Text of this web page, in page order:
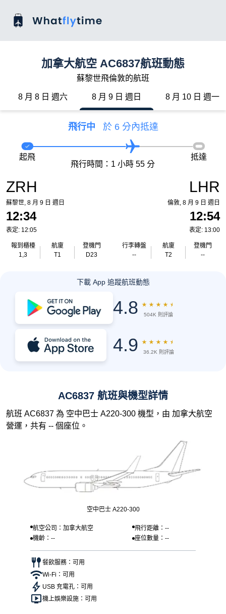
加拿大航空 AC6837航班動態
蘇黎世飛倫敦的航班
8 月 8 日 週六 8 月 9 日 週日 8 月 10 日 週一
飛行中 於 6 分內抵達
ZRH
蘇黎世, 8 月 9 日 週日
12:34
表定: 12:05
報到櫃檯
1,3
航廈
T1
登機門
D23
起飛
飛行時間：1 小時 55 分
抵達
LHR
倫敦, 8 月 9 日 週日
12:54
表定: 13:00
行李轉盤
--
航廈
T2
登機門
--
下載 App 追蹤航班動態
4.8 ★ ★ ★ ★ ★
504K 則評論
4.9 ★ ★ ★ ★ ★
36.2K 則評論
AC6837 航班與機型詳情
航班 AC6837 為 空中巴士 A220-300 機型，由 加拿大航空
營運，共有 -- 個座位。
空中巴士 A220-300
航空公司：加拿大航空
飛行距離：--
機齡：--
座位數量：--
餐飲服務：可用
Wi-Fi：可用
USB 充電孔：可用
機上娛樂設施：可用